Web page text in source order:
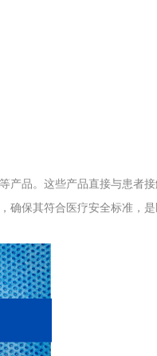
产品。这些产品直接与患者
确保其符合医疗安全标准，